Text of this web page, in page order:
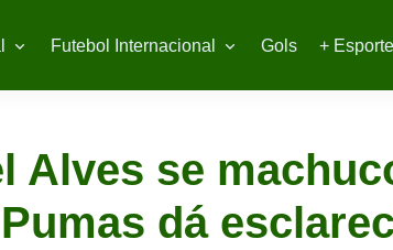
Futebol Internacional Gols +
Alves se
dá